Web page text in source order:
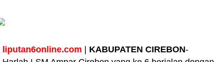
liputan6online.com KABUPATEN CIREBON-